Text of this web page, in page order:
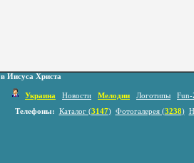
Иисуса Христа
Украина Новости Мелодии Логотипы
Fun-
Телефоны:
Каталог (3147) Фотогалерея (3238)